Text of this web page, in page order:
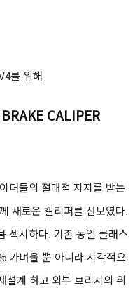
를 위해
CALIPER
더들의 절대적 지지를 받는
새로운 캘리퍼를 선보였다.
섹시하다. 기존 동일 클래스
가벼울 뿐 아니라 시각적으
설계 하고 외부 브리지의 위